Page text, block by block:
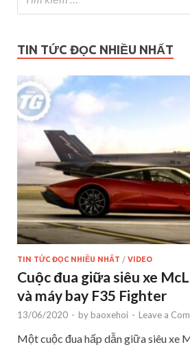
TIN TỨC ĐỌC NHIỀU NHẤT
TIN TỨC ĐỌC NHIỀU NHẤT / VIDEO
Cuộc đua giữa siêu xe
và máy bay F35 Fighter
13/06/2020 - by baoxehoi - Leave a
Một cuộc đua hấp dẫn giữa siêu xe